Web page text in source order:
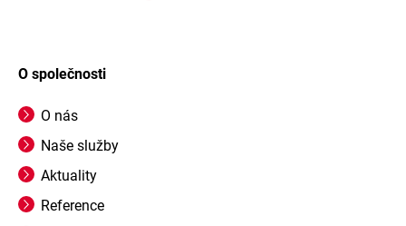
O společnosti
O nás
Naše služby
Aktuality
Reference